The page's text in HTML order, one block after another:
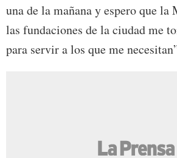
una de la mañana y espero que
las fundaciones de la ciudad me
para servir a los que me